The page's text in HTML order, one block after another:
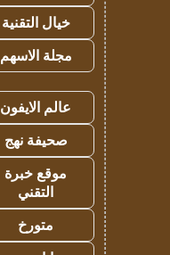
خيال التقنية
مجلة الاسهم
عالم الايفون
صحيفة نهج
موقع خبرة
التقني
متورخ